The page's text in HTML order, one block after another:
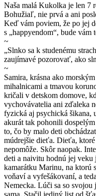
Naša malá Kukolka je len 7
Bohužiaľ, nie prvá a ani
Keď vám poviem, že po jej
s „happyendom“, bude vám
~
„Slnko sa k studenému
zaujímavé pozorovať, ako
~
Samira, krásna ako
mihalnicami a tmavou
kričali v detskom domove,
vychovávatelia ani zďaleka
fyzická aj psychická šikana,
akurát tak pohonili
to, čo by malo deti
múdrejšie dieťa. Dieťa,
nepomôže. Skôr naopak.
deti a naivitu hodnú jej
kamarátku Marinu, na ktorú
voňaví a vyfešákovaní, a
Nemecka. Lúči sa so svojou
sama. Stačil jediný list od